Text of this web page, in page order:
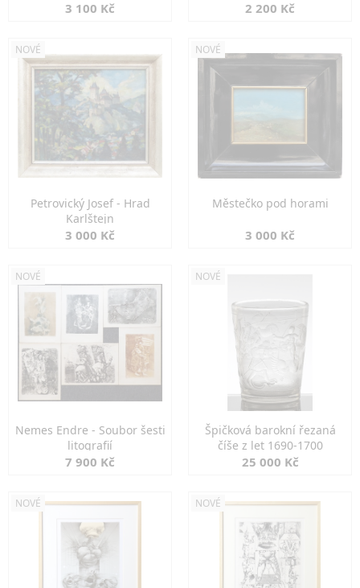
3 100 Kč 2 200 Kč
NOVÉ
Petrovický Josef - Hrad
Karlštejn
3 000 Kč
NOVÉ
Městečko pod horami
3 000 Kč
NOVÉ
Nemes Endre - Soubor šesti
litografií
7 900 Kč
NOVÉ
Špičková barokní řezaná
číše z let 1690-1700
25 000 Kč
NOVÉ NOVÉ